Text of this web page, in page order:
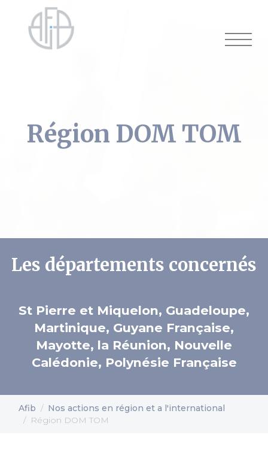
Région DOM TOM
Les départements concernés
St Pierre et Miquelon, Guadeloupe,
Martinique, Guyane Française,
Mayotte, la Réunion, Nouvelle
Calédonie, Polynésie Française
Afib
Nos actions en région et a l'international
Région DOM TOM
Cookies management panel